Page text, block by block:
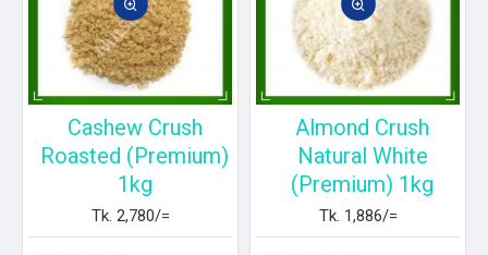
Cashew Crush
Roasted (Premium)
1kg
Tk. 2,780/=
Almond Crush
Natural White
(Premium) 1kg
Tk. 1,886/=